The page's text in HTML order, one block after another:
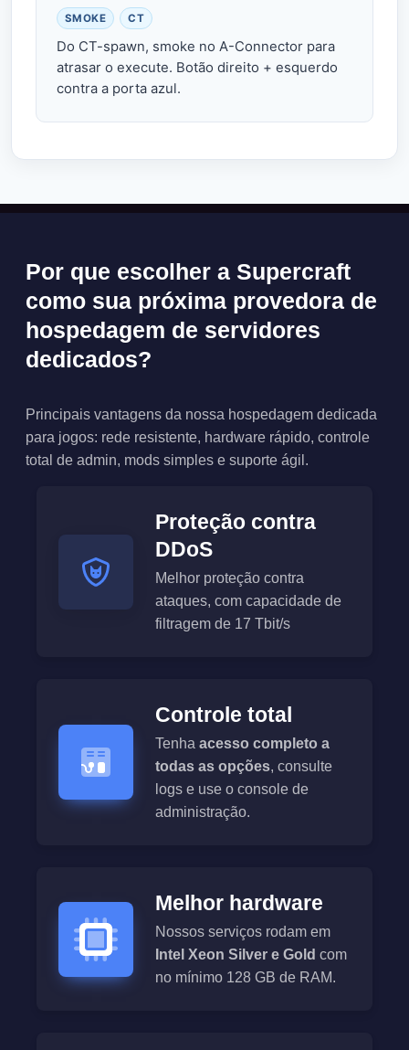
SMOKE CT
Do CT-spawn, smoke no A-Connector para
atrasar o execute. Botão direito + esquerdo
contra a porta azul.
Por que escolher a Supercraft
como sua próxima provedora de
hospedagem de servidores
dedicados?
Principais vantagens da nossa hospedagem dedicada
para jogos: rede resistente, hardware rápido, controle
total de admin, mods simples e suporte ágil.
Proteção contra
DDoS
Melhor proteção contra
ataques, com capacidade de
filtragem de 17 Tbit/s
Controle total
Tenha acesso completo a
todas as opções, consulte
logs e use o console de
administração.
Melhor hardware
Nossos serviços rodam em
Intel Xeon Silver e Gold com
no mínimo 128 GB de RAM.